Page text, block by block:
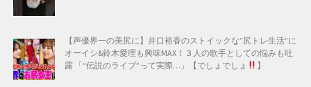
【声優界一の美尻に】井口裕香のストイックな”尻トレ生活”に
オーイシ&鈴木愛理も興味MAX！３人の歌手としての悩みも吐
露 「“伝説のライブ”って実際…」【でしょでしょ
】